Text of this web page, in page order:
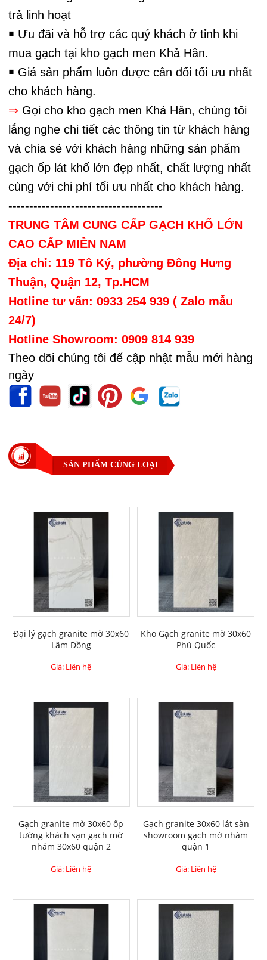
trả linh hoạt
￭ Ưu đãi và hỗ trợ các quý khách ở tỉnh khi
mua gạch tại kho gạch men Khả Hân.
￭ Giá sản phẩm luôn được cân đối tối ưu nhất
cho khách hàng.
⇒ Gọi cho kho gạch men Khả Hân, chúng tôi
lắng nghe chi tiết các thông tin từ khách hàng
và chia sẻ với khách hàng những sản phẩm
gạch ốp lát khổ lớn đẹp nhất, chất lượng nhất
cùng với chi phí tối ưu nhất cho khách hàng.
-------------------------------------
TRUNG TÂM CUNG CẤP GẠCH KHỔ LỚN
CAO CẤP MIỀN NAM
Địa chỉ: 119 Tô Ký, phường Đông Hưng
Thuận, Quận 12, Tp.HCM
Hotline tư vấn: 0933 254 939 ( Zalo mẫu
24/7)
Hotline Showroom: 0909 814 939
Theo dõi chúng tôi để cập nhật mẫu mới hàng
ngày
SẢN PHẨM CÙNG LOẠI
Đại lý gạch granite mờ 30x60
Lâm Đồng
Giá: Liên hệ
Kho Gạch granite mờ 30x60
Phú Quốc
Giá: Liên hệ
Gạch granite mờ 30x60 ốp
tường khách sạn gạch mờ
nhám 30x60 quận 2
Giá: Liên hệ
Gạch granite 30x60 lát sàn
showroom gạch mờ nhám
quận 1
Giá: Liên hệ